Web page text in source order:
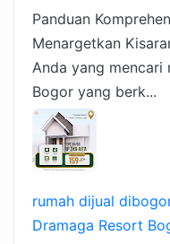
Panduan
Menargetkan
Anda yang mencari
Bogor yang berk...
rumah dijual
Dramaga Resort